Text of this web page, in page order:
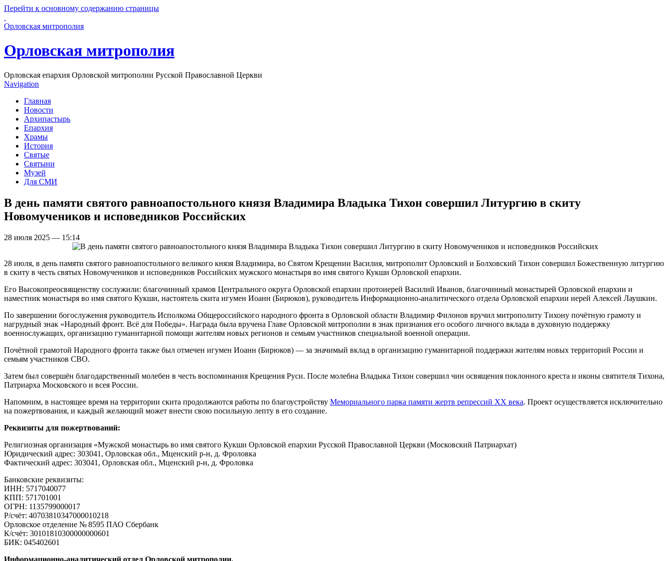
Перейти к основному содержанию страницы
Орловская митрополия
Орловская митрополия
Орловская епархия Орловской митрополии Русской Православной Церкви
Navigation
Главная
Новости
Архипастырь
Епархия
Храмы
История
Святые
Святыни
Музей
Для СМИ
В день памяти святого равноапостольного князя Владимира Владыка Тихон совершил Литургию в скиту
Новомучеников и исповедников Российских
28 июля 2025 — 15:14
28 июля, в день памяти святого равноапостольного великого князя Владимира, во Святом Крещении Василия, митрополит Орловский и Болховский Тихон совершил Божественную литургию
в скиту в честь святых Новомучеников и исповедников Российских мужского монастыря во имя святого Кукши Орловской епархии.
Его Высокопреосвященству сослужили: благочинный храмов Центрального округа Орловской епархии протоиерей Василий Иванов, благочинный монастырей Орловской епархии и
наместник монастыря во имя святого Кукши, настоятель скита игумен Иоанн (Бирюков), руководитель Информационно-аналитического отдела Орловской епархии иерей Алексей Лаушкин.
По завершении богослужения руководитель Исполкома Общероссийского народного фронта в Орловской области Владимир Филонов вручил митрополиту Тихону почётную грамоту и
нагрудный знак «Народный фронт. Всё для Победы». Награда была вручена Главе Орловской митрополии в знак признания его особого личного вклада в духовную поддержку
военнослужащих, организацию гуманитарной помощи жителям новых регионов и семьям участников специальной военной операции.
Почётной грамотой Народного фронта также был отмечен игумен Иоанн (Бирюков) — за значимый вклад в организацию гуманитарной поддержки жителям новых территорий России и
семьям участников СВО.
Затем был совершён благодарственный молебен в честь воспоминания Крещения Руси. После молебна Владыка Тихон совершил чин освящения поклонного креста и иконы святителя Тихона,
Патриарха Московского и всея России.
Напомним, в настоящее время на территории скита продолжаются работы по благоустройству Мемориального парка памяти жертв репрессий XX века. Проект осуществляется исключительно
на пожертвования, и каждый желающий может внести свою посильную лепту в его создание.
Реквизиты для пожертвований:
Религиозная организация «Мужской монастырь во имя святого Кукши Орловской епархии Русской Православной Церкви (Московский Патриархат)
Юридический адрес: 303041, Орловская обл., Мценский р-н, д. Фроловка
Фактический адрес: 303041, Орловская обл., Мценский р-н, д. Фроловка
Банковские реквизиты:
ИНН: 5717040077
КПП: 571701001
ОГРН: 1135799000017
Р/счёт: 40703810347000010218
Орловское отделение № 8595 ПАО Сбербанк
К/счёт: 30101810300000000601
БИК: 045402601
Информационно-аналитический отдел Орловской митрополии.